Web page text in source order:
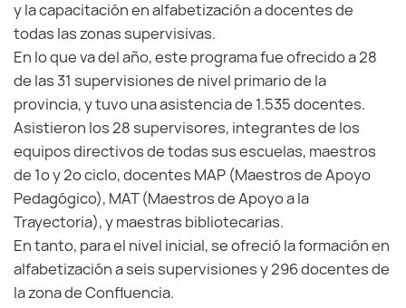
y la capacitación en alfabetización a docentes de
todas las zonas supervisivas.
En lo que va del año, este programa fue ofrecido a 28
de las 31 supervisiones de nivel primario de la
provincia, y tuvo una asistencia de 1.535 docentes.
Asistieron los 28 supervisores, integrantes de los
equipos directivos de todas sus escuelas, maestros
de 1º y 2º ciclo, docentes MAP (Maestros de Apoyo
Pedagógico), MAT (Maestros de Apoyo a la
Trayectoria), y maestras bibliotecarias.
En tanto, para el nivel inicial, se ofreció la formación en
alfabetización a seis supervisiones y 296 docentes de
la zona de Confluencia.